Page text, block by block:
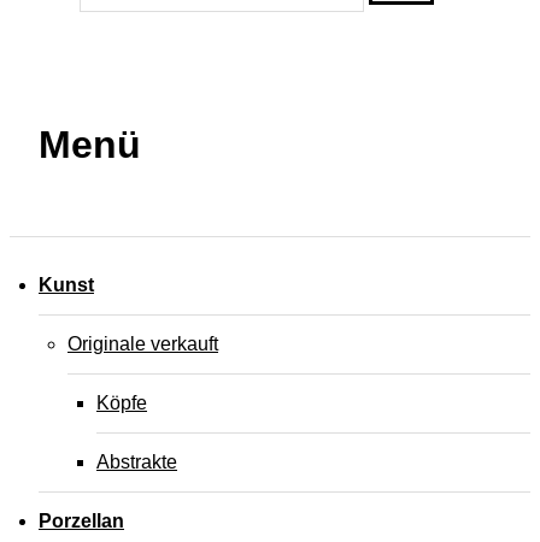
Menü
Kunst
Originale verkauft
Köpfe
Abstrakte
Porzellan